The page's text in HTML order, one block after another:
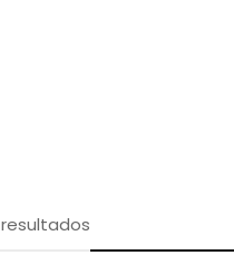
resultados